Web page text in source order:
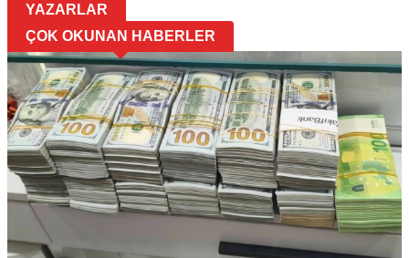
YAZARLAR
ÇOK OKUNAN HABERLER